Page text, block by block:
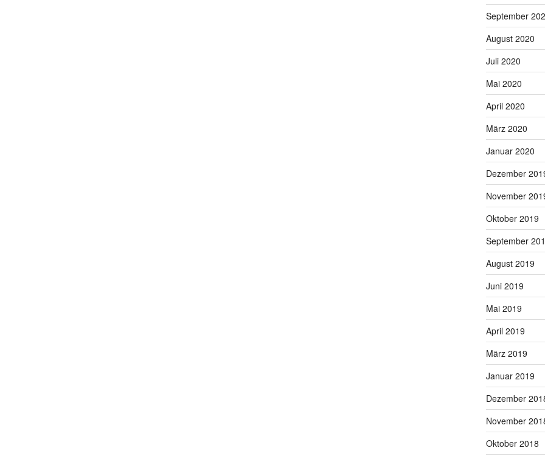
September
August 2020
Juli 2020
Mai 2020
April 2020
März 2020
Januar 2020
Dezember
November
Oktober 2019
September
August 2019
Juni 2019
Mai 2019
April 2019
März 2019
Januar 2019
Dezember
November
Oktober 2018